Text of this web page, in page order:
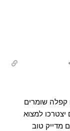
קפלה שומרים
למצוא
מדייק טוב